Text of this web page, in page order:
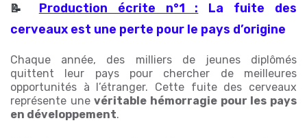
📝 Production écrite n°1 : La fuite des
cerveaux est une perte pour le pays d’origine
Chaque année, des milliers de jeunes diplômés
quittent leur pays pour chercher de meilleures
opportunités à l’étranger. Cette fuite des cerveaux
représente unevéritable hémorragie pour les pays
en développement.